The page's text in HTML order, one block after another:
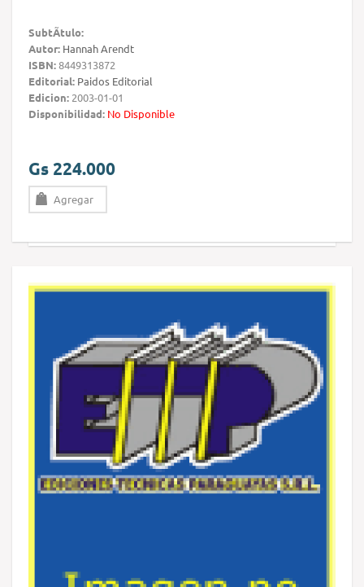
SubtÃ­tulo:
Autor: Hannah Arendt
ISBN:8449313872
Editorial: Paidos Editorial
Edicion: 2003-01-01
Disponibilidad: No Disponible
Gs 224.000
Agregar